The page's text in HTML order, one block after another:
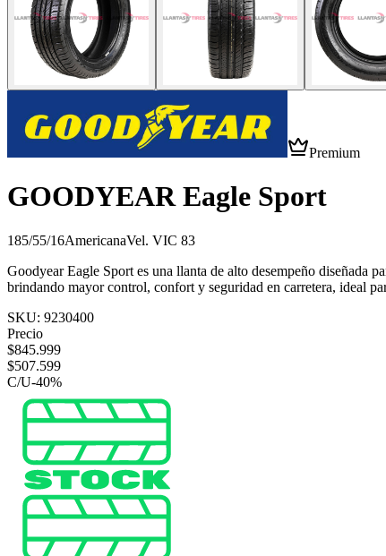
Premium
GOODYEAR Eagle Sport
185/55/16AmericanaVel. VIC 83
Goodyear Eagle Sport es una llanta de alto desempeño diseñada
brindando mayor control, confort y seguridad en carretera, ideal
SKU: 9230400
Precio
$845.999
$507.599
C/U-40%